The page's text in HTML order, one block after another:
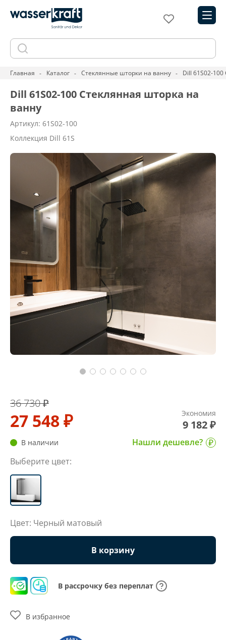
Главная Каталог Стеклянные шторки на ванну Dill 61S02-
Dill 61S02-100 Стеклянная шторка на
ванну
Артикул: 61S02-100
Коллекция Dill 61S
36 730 ₽
27 548 ₽ Экономия
9 182 ₽
В наличии
Нашли дешевле?
Выберите цвет:
Цвет: Черный матовый
В корзину
В рассрочку без переплат
В избранное